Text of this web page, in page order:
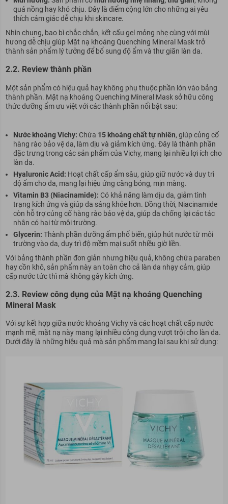
quá nồng hay khó chịu. Đây là điểm cộng lớn cho những ai yêu
thích cảm giác dễ chịu khi skincare.
Nhìn chung, bao bì chắc chắn, kết cấu gel mỏng nhẹ cùng với mùi
hương dễ chịu giúp Mặt nạ khoáng Quenching Mineral Mask trở
thành sản phẩm lý tưởng để bổ sung độ ẩm và thư giãn làn da.
2.2. Review thành phần
Một sản phẩm có hiệu quả hay không phụ thuộc phần lớn vào bảng
thành phần. Mặt nạ khoáng Quenching Mineral Mask sở hữu công
thức dưỡng ẩm ưu việt với các thành phần nổi bật sau:
Nước khoáng Vichy: Chứa 15 khoáng chất tự nhiên, giúp củng cố
hàng rào bảo vệ da, làm dịu và giảm kích ứng. Đây là thành phần
đặc trưng trong các sản phẩm của Vichy, mang lại nhiều lợi ích cho
làn da.
Hyaluronic Acid: Hoạt chất cấp ẩm sâu, giúp giữ nước và duy trì
độ ẩm cho da, mang lại hiệu ứng căng bóng, mịn màng.
Vitamin B3 (Niacinamide): Có khả năng làm dịu da, giảm tình
trạng kích ứng và giúp da sáng khỏe hơn. Đồng thời, Niacinamide
còn hỗ trợ củng cố hàng rào bảo vệ da, giúp da chống lại các tác
nhân có hại từ môi trường.
Glycerin: Thành phần dưỡng ẩm phổ biến, giúp hút nước từ môi
trường vào da, duy trì độ mềm mại suốt nhiều giờ liền.
Với bảng thành phần đơn giản nhưng hiệu quả, không chứa paraben
hay cồn khô, sản phẩm này an toàn cho cả làn da nhạy cảm, giúp
cấp nước tức thì mà không gây kích ứng.
2.3. Review công dụng của Mặt nạ khoáng Quenching
Mineral Mask
Với sự kết hợp giữa nước khoáng Vichy và các hoạt chất cấp nước
mạnh mẽ, mặt nạ này mang lại nhiều công dụng vượt trội cho làn da.
Dưới đây là những hiệu quả mà sản phẩm mang lại sau khi sử dụng: